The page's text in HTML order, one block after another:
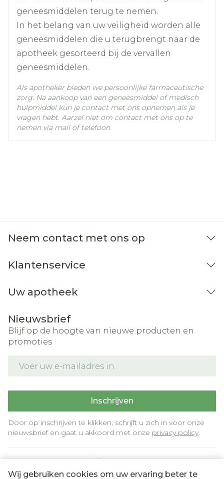
Wij gebruiken cookies om uw ervaring beter te
Behoud
Kamertemperatuur (15°C -
25°C)
geneesmiddelen terug te nemen.
In het belang van uw veiligheid worden alle
geneesmiddelen die u terugbrengt naar de
apotheek gesorteerd bij de vervallen
geneesmiddelen.
Als apotheker bieden we persoonlijke farmaceutische
zorg. Na aankoop van een geneesmiddel of medisch
hulpmiddel kun je contact met ons opnemen als je
vragen hebt. Aarzel niet om contact met ons op te
nemen via mail of telefoon.
Neem contact met ons op
Klantenservice
Uw apotheek
Nieuwsbrief
Blijf op de hoogte van nieuwe producten en
promoties
Inschrijven
Door op inschrijven te klikken, schrijft u zich in voor onze
nieuwsbrief en gaat u akkoord met onze privacy policy.